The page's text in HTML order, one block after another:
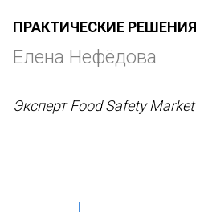
ПРАКТИЧЕСКИЕ
Елена Нефёдова
Эксперт Food Safety Market